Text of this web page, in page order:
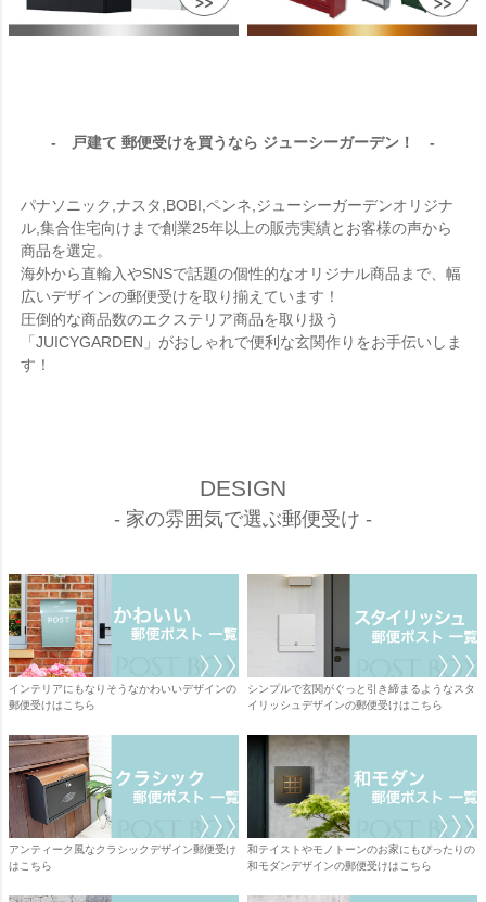
- 戸建て 郵便受けを買うなら ジューシーガーデン！ -
パナソニック,ナスタ,BOBI,ペンネ,ジューシーガーデンオリジナ
ル,集合住宅向けまで創業25年以上の販売実績とお客様の声から
商品を選定。
海外から直輸入やSNSで話題の個性的なオリジナル商品まで、幅
広いデザインの郵便受けを取り揃えています！
圧倒的な商品数のエクステリア商品を取り扱う
「JUICYGARDEN」がおしゃれで便利な玄関作りをお手伝いしま
す！
DESIGN
- 家の雰囲気で選ぶ郵便受け -
インテリアにもなりそうなかわいいデザインの
郵便受けはこちら
シンプルで玄関がぐっと引き締まるようなスタ
イリッシュデザインの郵便受けはこちら
アンティーク風なクラシックデザイン郵便受け
はこちら
和テイストやモノトーンのお家にもぴったりの
和モダンデザインの郵便受けはこちら